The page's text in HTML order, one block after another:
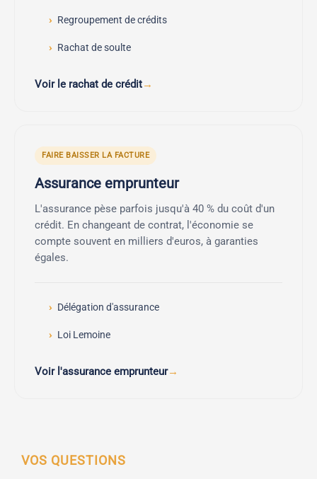
Regroupement de crédits
Rachat de soulte
Voir le rachat de crédit
FAIRE BAISSER LA FACTURE
Assurance emprunteur
L'assurance pèse parfois jusqu'à 40 % du coût d'un
crédit. En changeant de contrat, l'économie se
compte souvent en milliers d'euros, à garanties
égales.
Délégation d'assurance
Loi Lemoine
Voir l'assurance emprunteur
VOS QUESTIONS